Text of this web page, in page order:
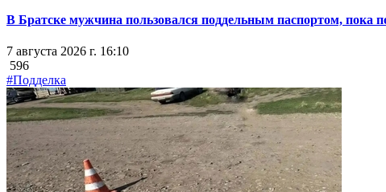
В Братске мужчина пользовался поддельным паспортом, пока
7 августа 2026 г. 16:10
596
#Подделка